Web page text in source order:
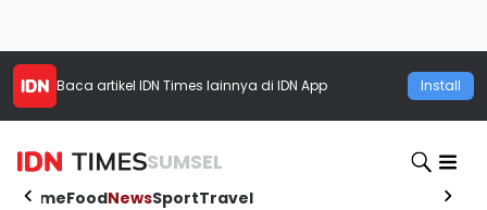
Baca artikel IDN Times lainnya di IDN App Install
SUMSEL
HomeFoodNewsSportTravel